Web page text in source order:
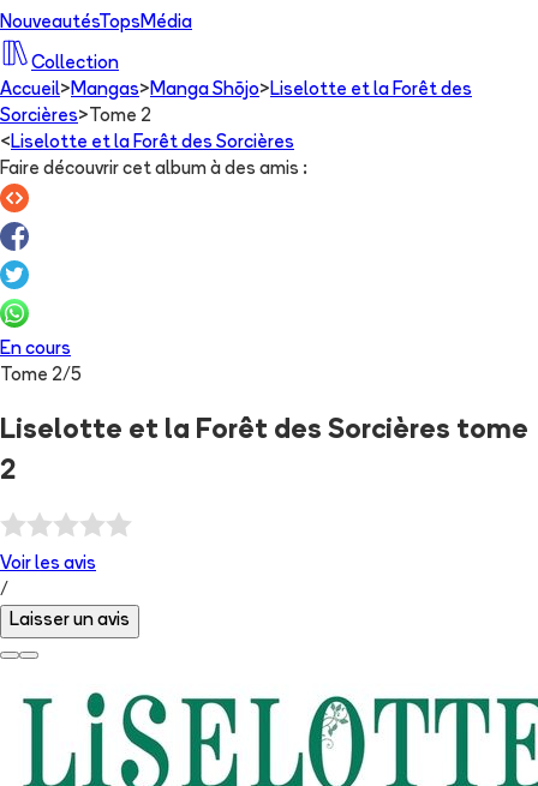
NouveautésTops Média
Collection
Accueil> Mangas> Manga Shōjo> Liselotte et la Forêt des
Sorcières> Tome 2
< Liselotte et la Forêt des Sorcières
Faire découvrir cet album à des amis :
En cours
Tome 2/5
Liselotte et la Forêt des Sorcières tome
2
Voir les avis
/
Laisser un avis